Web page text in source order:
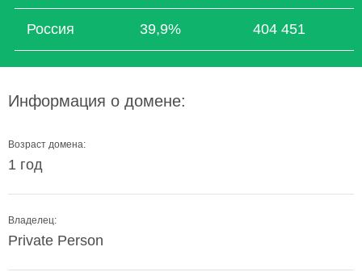
Россия 39,9% 404 451
Информация о домене:
Возраст домена:
1 год
Владелец:
Private Person